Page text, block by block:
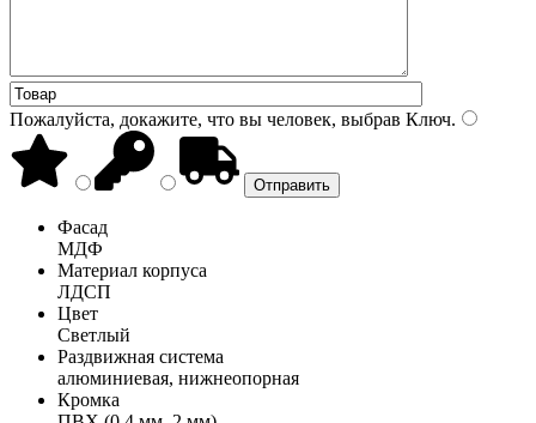
Пожалуйста, докажите, что вы человек, выбрав Ключ.
Фасад
МДФ
Материал корпуса
ЛДСП
Цвет
Светлый
Раздвижная система
алюминиевая, нижнеопорная
Кромка